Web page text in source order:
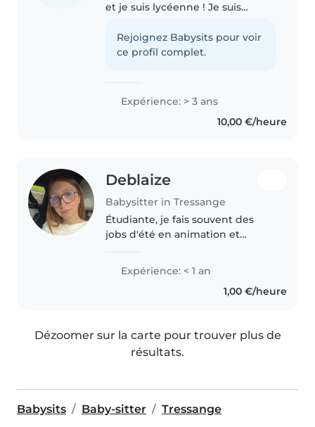
et je suis lycéenne ! Je suis
des enfants depuis ses 12 ans
avec qui je n'ai jamais eu de
Rejoignez Babysits pour voir
ce profil complet.
Expérience: > 3 ans
10,00 €/heure
Deblaize
Babysitter in Tressange
Étudiante, je fais souvent des
jobs d'été en animation et
Toujours de bonne humeur,
j'aime jouer avec eux et passer
de bons moments ensemble 😊
Expérience: < 1 an
1,00 €/heure
Dézoomer sur la carte pour trouver plus de
résultats.
Babysits Baby-sitter Tressange